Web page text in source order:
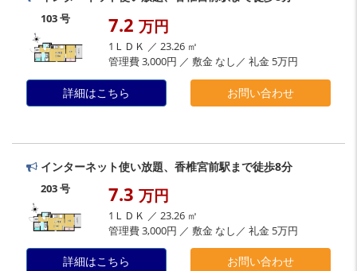
103 号 7.2 万円
1ＬＤＫ ／ 23.26 ㎡
管理費 3,000円 ／ 敷金 なし／ 礼金 5万円
詳細はこちら お問い合わせ
インターネット使い放題、香椎宮前駅まで徒歩8分
203 号 7.3 万円
1ＬＤＫ ／ 23.26 ㎡
管理費 3,000円 ／ 敷金 なし／ 礼金 5万円
詳細はこちら お問い合わせ